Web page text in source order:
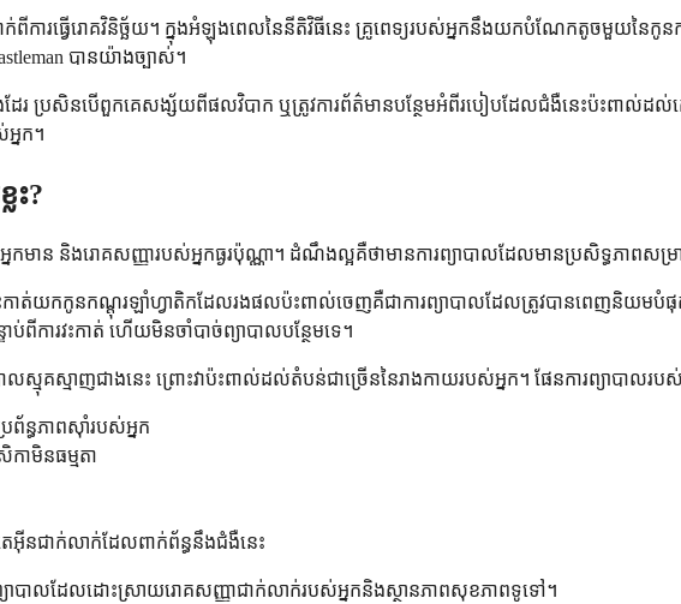
ក់ពីការធ្វើរោគវិនិច្ឆ័យ។ ក្នុងអំឡុងពេលនៃនីតិវិធីនេះ គ្រូពេទ្យរបស់អ្នកនឹងយកបំណែកតូចមួយនៃកូ
បានយ៉ាងច្បាស់។
ផងដែរ ប្រសិនបើពួកគេសង្ស័យពីផលវិបាក ឬត្រូវការព័ត៌មានបន្ថែមអំពីរបៀបដែលជំងឺនេះប៉ះពាល់
នក។
ះ?
មាន និងរោគសញ្ញារបស់អ្នកធ្ងរប៉ុណ្ណា។ ដំណឹងល្អគឺថាមានការព្យាបាលដែលមានប្រសិទ្ធភាពសម្
ះកាត់យកកូនកណ្ដុរឡាំហ្វាតិកដែលរងផលប៉ះពាល់ចេញគឺជាការព្យាបាលដែលត្រូវបានពេញនិយមបំ
ពីការវះកាត់ ហើយមិនចាំបាច់ព្យាបាលបន្ថែមទេ។
ាលស្មុគស្មាញជាងនេះ ព្រោះវាប៉ះពាល់ដល់តំបន់ជាច្រើននៃរាងកាយរបស់អ្នក។ ផែនការព្យាបាលរប
ព័ន្ធភាពស៊ាំរបស់អ្នក
ាមិនធម្មតា
អ៊ីនជាក់លាក់ដែលពាក់ព័ន្ធនឹងជំងឺនេះ
រព្យាបាលដែលដោះស្រាយរោគសញ្ញាជាក់លាក់របស់អ្នកនិងស្ថានភាពសុខភាពទូទៅ។